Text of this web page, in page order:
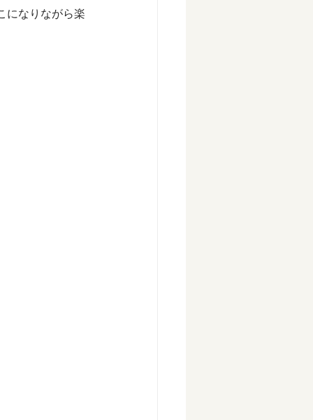
になりながら楽